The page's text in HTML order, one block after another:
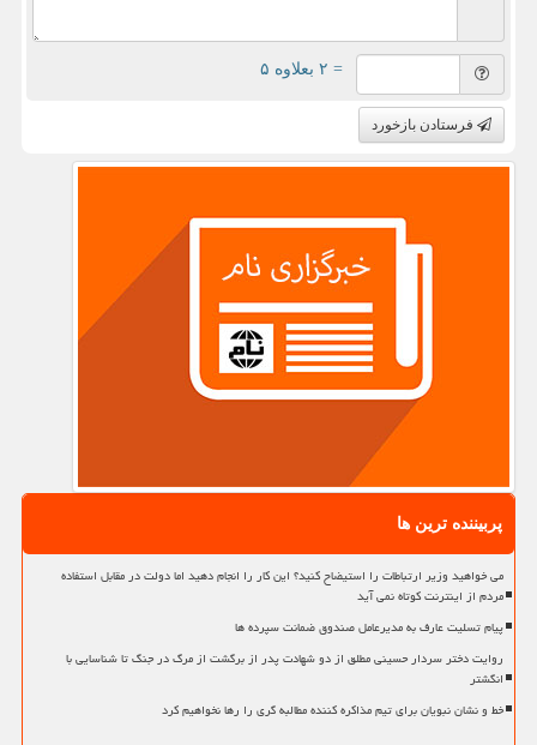
= ۲ بعلاوه ۵
فرستادن بازخورد
پربیننده ترین ها
می خواهید وزیر ارتباطات را استیضاح کنید؟ این کار را انجام دهید اما دولت در مقابل استفاده
مردم از اینترنت کوتاه نمی آید
پیام تسلیت عارف به مدیرعامل صندوق ضمانت سپرده ها
روایت دختر سردار حسینی مطلق از دو شهادت پدر از برگشت از مرگ در جنگ تا شناسایی با
انگشتر
خط و نشان نبویان برای تیم مذاکره کننده مطالبه گری را رها نخواهیم کرد